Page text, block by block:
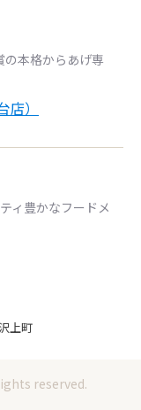
本格からあげ専
）
ィ豊かなフードメ
上町
reserved.